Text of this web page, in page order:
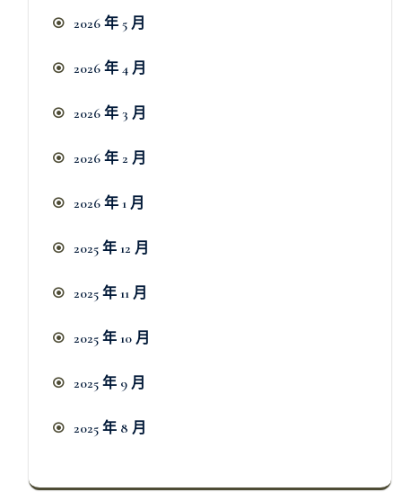
2026 年 5 月
2026 年 4 月
2026 年 3 月
2026 年 2 月
2026 年 1 月
2025 年 12 月
2025 年 11 月
2025 年 10 月
2025 年 9 月
2025 年 8 月